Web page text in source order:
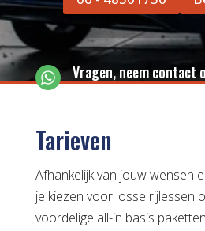
Vragen, neem contact
Tarieven
Afhankelijk van jouw wensen
je kiezen voor losse rijlessen
voordelige all-in basis